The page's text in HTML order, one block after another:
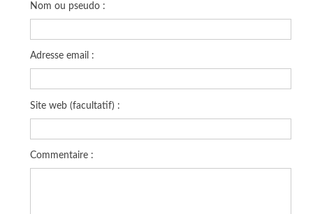
Nom ou pseudo :
Adresse email :
Site web (facultatif) :
Commentaire :